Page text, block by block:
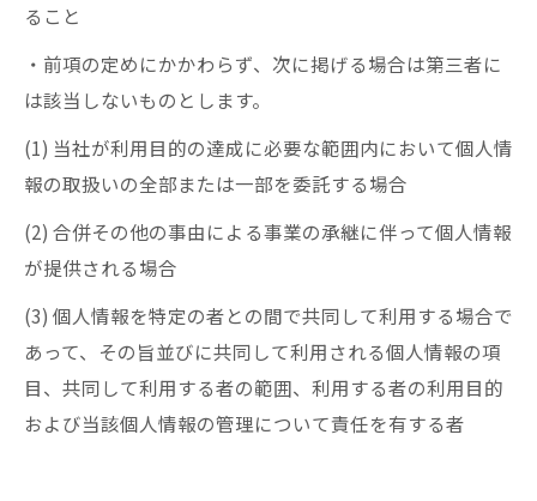
ること
・前項の定めにかかわらず、次に掲げる場合は第三者に
は該当しないものとします。
(1) 当社が利用目的の達成に必要な範囲内において個人情
報の取扱いの全部または一部を委託する場合
(2) 合併その他の事由による事業の承継に伴って個人情報
が提供される場合
(3) 個人情報を特定の者との間で共同して利用する場合で
あって、その旨並びに共同して利用される個人情報の項
目、共同して利用する者の範囲、利用する者の利用目的
および当該個人情報の管理について責任を有する者